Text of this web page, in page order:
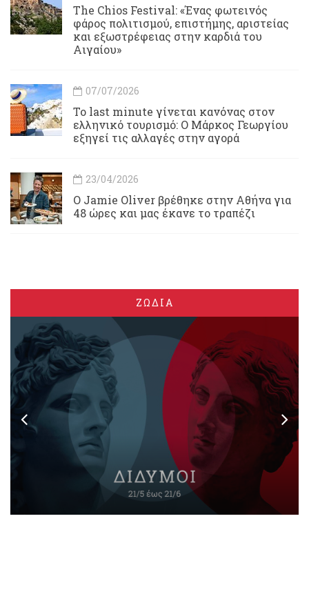
Τhe Chios Festival: «Ένας φωτεινός
φάρος πολιτισμού, επιστήμης, αριστείας
και εξωστρέφειας στην καρδιά του
Αιγαίου»
07/07/2026
Το last minute γίνεται κανόνας στον
ελληνικό τουρισμό: Ο Μάρκος Γεωργίου
εξηγεί τις αλλαγές στην αγορά
23/04/2026
Ο Jamie Oliver βρέθηκε στην Αθήνα για
48 ώρες και μας έκανε το τραπέζι
ΖΩΔΙΑ